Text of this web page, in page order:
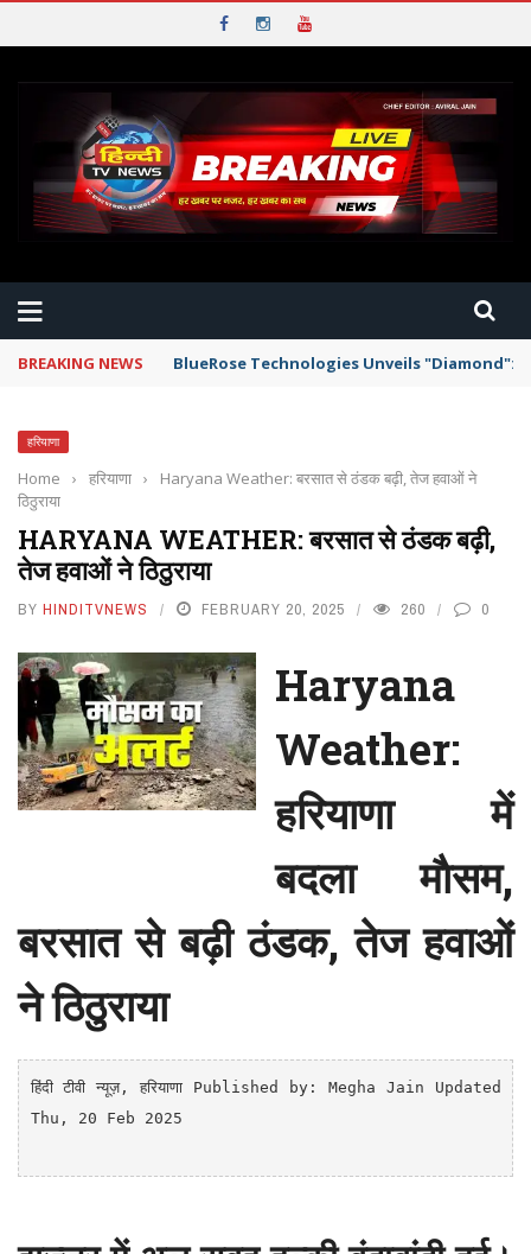
BREAKING NEWS BlueRose Technologies Unveils
हरियाणा
Home › हरियाणा ›
Haryana Weather: बरसात से ठंडक बढ़ी, तेज हवाओं ने
ठिठुराया
HARYANA WEATHER: बरसात से ठंडक बढ़ी,
तेज हवाओं ने ठिठुराया
BY HINDITVNEWS FEBRUARY 20, 2025 260 0
Haryana
Weather:
हरियाणा में
बदला माैसम,
बरसात से बढ़ी ठंडक, तेज हवाओं
ने ठिठुराया
हिंदी टीवी न्यूज़, हरियाणा
Published by: Megha Jain Updated
Thu, 20 Feb 2025